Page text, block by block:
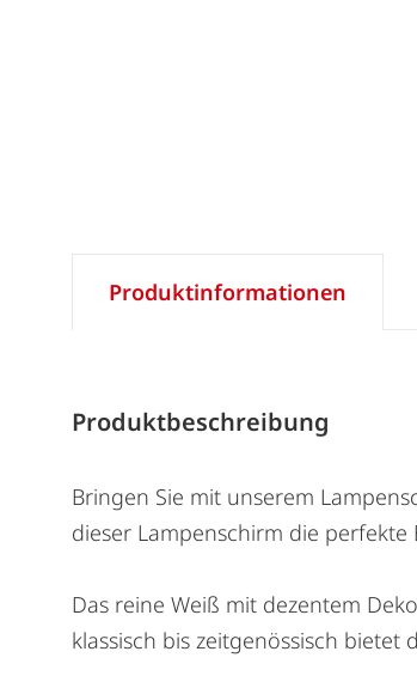
Produktinformationen
Produktbeschreibung
Bringen Sie mit unserem
dieser Lampenschirm die perfekte
Das reine Weiß mit dezentem
klassisch bis zeitgenössisch